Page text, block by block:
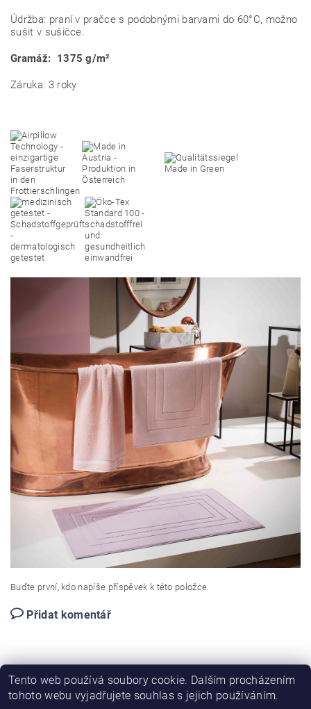
Údržba: praní v pračce s podobnými barvami do 60°C, možno
sušit v sušičce.
Gramáž: 1375g/m²
Záruka: 3 roky
Buďte první, kdo napíše příspěvek k této položce.
Přidat komentář
Tento web používá soubory cookie. Dalším procházením
tohoto webu vyjadřujete souhlas s jejich používáním.